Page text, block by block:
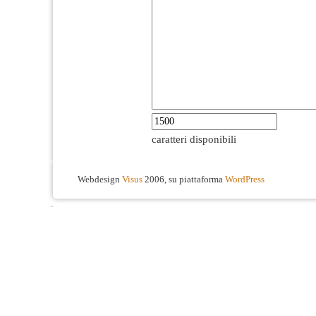
caratteri disponibili
Webdesign Visus 2006, su piattaforma WordPress